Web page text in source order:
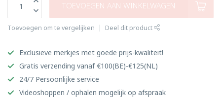
TOEVOEGEN AAN WINKELWAGEN
Toevoegen om te vergelijken Deel dit product
Exclusieve merkjes met goede prijs-kwaliteit!
Gratis verzending vanaf €100(BE)-€125(NL)
24/7 Persoonlijke service
Videoshoppen / ophalen mogelijk op afspraak